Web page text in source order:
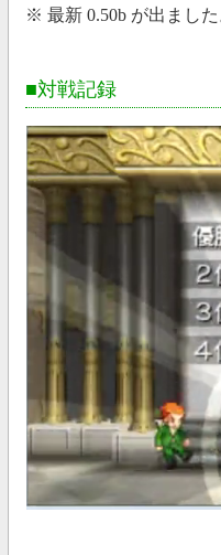
※ 最新 0.50b が出まし
■対戦記録